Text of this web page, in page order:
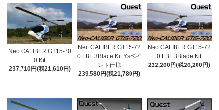
Neo CALIBER GT15-70
0 Kit
237,710円(税21,610円)
Neo CALIBER GT15-72
0 FBL 3Blade Kit Ysペイ
ント仕様
239,580円(税21,780円)
Neo CALIBER GT15-72
0 FBL 3Blade Kit
222,200円(税20,200円)